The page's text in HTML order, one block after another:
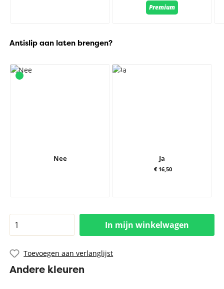
Premium
Antislip aan laten brengen?
Nee Ja
€ 16,50
In mijn winkelwagen
Toevoegen aan verlanglijst
Andere kleuren